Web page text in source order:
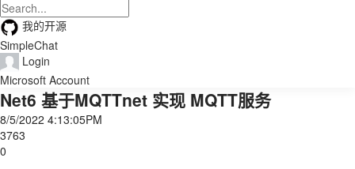
我的开源
SimpleChat
Login
Microsoft Account
Net6 基于MQTTnet 实现 MQTT服务
8/5/2022 4:13:05PM
3763
0